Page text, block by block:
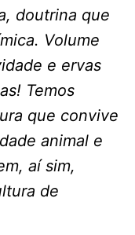
doutrina que
Volume
e ervas
Temos
que convive
animal e
aí sim,
de